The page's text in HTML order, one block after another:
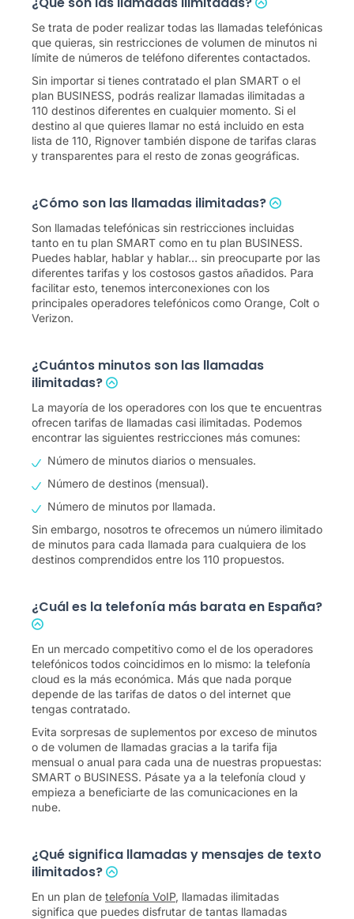
Se trata de poder realizar todas las llamadas telefónicas
que quieras, sin restricciones de volumen de minutos ni
límite de números de teléfono diferentes contactados.
Sin importar si tienes contratado el plan SMART o el
plan BUSINESS, podrás realizar llamadas ilimitadas a
110 destinos diferentes en cualquier momento. Si el
destino al que quieres llamar no está incluido en esta
lista de 110, Rignover también dispone de tarifas claras
y transparentes para el resto de zonas geográficas.
¿Cómo son las llamadas ilimitadas?
Son llamadas telefónicas sin restricciones incluidas
tanto en tu plan SMART como en tu plan BUSINESS.
Puedes hablar, hablar y hablar… sin preocuparte por las
diferentes tarifas y los costosos gastos añadidos. Para
facilitar esto, tenemos interconexiones con los
principales operadores telefónicos como Orange, Colt o
Verizon.
¿Cuántos minutos son las llamadas
ilimitadas?
La mayoría de los operadores con los que te encuentras
ofrecen tarifas de llamadas casi ilimitadas. Podemos
encontrar las siguientes restricciones más comunes:
Número de minutos diarios o mensuales.
Número de destinos (mensual).
Número de minutos por llamada.
Sin embargo, nosotros te ofrecemos un número ilimitado
de minutos para cada llamada para cualquiera de los
destinos comprendidos entre los 110 propuestos.
¿Cuál es la telefonía más barata en España?
En un mercado competitivo como el de los operadores
telefónicos todos coincidimos en lo mismo: la telefonía
cloud es la más económica. Más que nada porque
depende de las tarifas de datos o del internet que
tengas contratado.
Evita sorpresas de suplementos por exceso de minutos
o de volumen de llamadas gracias a la tarifa fija
mensual o anual para cada una de nuestras propuestas:
SMART o BUSINESS. Pásate ya a la telefonía cloud y
empieza a beneficiarte de las comunicaciones en la
nube.
¿Qué significa llamadas y mensajes de texto
ilimitados?
En un plan de telefonía VoIP, llamadas ilimitadas
significa que puedes disfrutar de tantas llamadas